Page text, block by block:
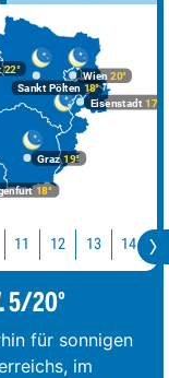
Graz19°
18°
22°
Wien 20°
Eisenstadt 17°
Sankt Pölten 18°
11 12 13 14
5/20°
für sonnigen
im